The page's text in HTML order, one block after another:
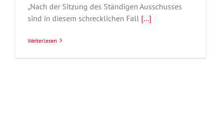
„Nach der Sitzung des Ständigen Ausschusses
sind in diesem schrecklichen Fall [...]
Weiterlesen